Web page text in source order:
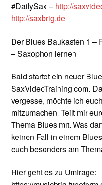
#DailySax – http://
http://saxbrig.de
Der Blues Baukasten 1 –
– Saxophon lernen
Bald startet ein neuer
SaxVideoTraining.com.
vergesse, möchte ich
mitzumachen. Teilt mir
Thema Blues mit. Was
keinen Fall in einem
euch besonders am
Hier geht es zu Umfrage: